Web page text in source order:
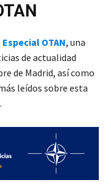
Especial OTAN, una
de actualidad
de Madrid, así como
leídos sobre esta